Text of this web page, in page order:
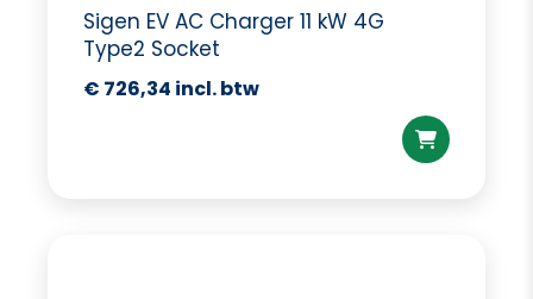
Sigen EV AC Charger 11 kW 4G
Type2 Socket
€ 726,34